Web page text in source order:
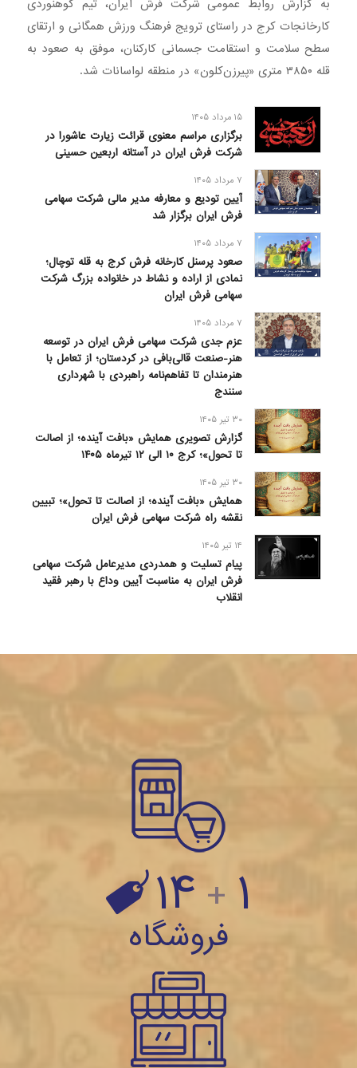
به گزارش روابط عمومی شرکت فرش ایران، تیم کوهنوردی
کارخانجات کرج در راستای ترویج فرهنگ ورزش همگانی و ارتقای
سطح سلامت و استقامت جسمانی کارکنان، موفق به صعود به
قله ۳۸۵۰ متری «پیرزن‌کلون» در منطقه لواسانات شد.
۱۵ مرداد ۱۴۰۵
برگزاری مراسم معنوی قرائت زیارت عاشورا در
شرکت فرش ایران در آستانه اربعین حسینی
۷ مرداد ۱۴۰۵
آیین تودیع و معارفه مدیر مالی شرکت سهامی
فرش ایران برگزار شد
۷ مرداد ۱۴۰۵
صعود پرسنل کارخانه فرش کرج به قله توچال؛
نمادی از اراده و نشاط در خانواده بزرگ شرکت
سهامی فرش ایران
۷ مرداد ۱۴۰۵
عزم جدی شرکت سهامی فرش ایران در توسعه
هنر-صنعت قالی‌بافی در کردستان؛ از تعامل با
هنرمندان تا تفاهم‌نامه راهبردی با شهرداری
سنندج
۳۰ تیر ۱۴۰۵
گزارش تصویری همایش «بافت آینده؛ از اصالت
تا تحول»؛ کرج ۱۰ الی ۱۲ تیرماه ۱۴۰۵
۳۰ تیر ۱۴۰۵
همایش «بافت آینده؛ از اصالت تا تحول»؛ تبیین
نقشه راه شرکت سهامی فرش ایران
۱۴ تیر ۱۴۰۵
پیام تسلیت و همدردی مدیرعامل شرکت سهامی
فرش ایران به مناسبت آیین وداع با رهبر فقید
انقلاب
14 + 1
فروشگاه